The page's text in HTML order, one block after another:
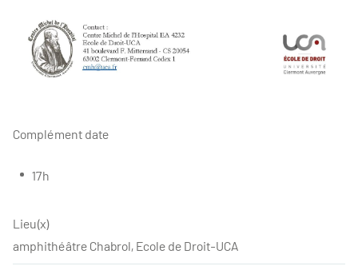
Complément date
17h
Lieu(x)
amphithéâtre Chabrol, Ecole de Droit-UCA